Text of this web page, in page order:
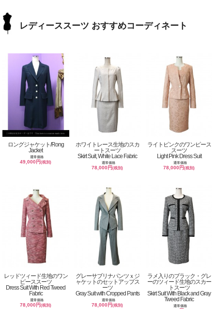
レディーススーツ おすすめコーディネート
ロングジャケット/Rong
Jacket
通常価格
49,000円(税別)
ホワイトレース生地のスカ
ートスーツ
Skirt Suit, White Lace Fabric
通常価格
78,000円(税別)
ライトピンクのワンピース
スーツ
Light Pink Dress Suit
通常価格
78,000円(税別)
レッドツィード生地のワン
ピーススーツ
Dress Suit With Red Tweed
Fabric
通常価格
78,000円(税別)
グレーサブリナパンツｘジ
ャケットのセットアップス
ーツ
Gray Suit with Cropped Pants
通常価格
78,000円(税別)
ラメ入りのブラック・グレ
ーのツィード生地のスカー
トスーツ
Skirt Suit With Black and Gray
Tweed Fabric
通常価格